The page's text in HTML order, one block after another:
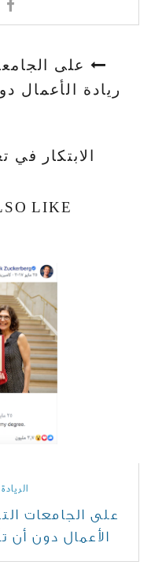
على
ريادة الأعمال
الابتكار في
LIKE
على الجامعات
الأعمال دون أن